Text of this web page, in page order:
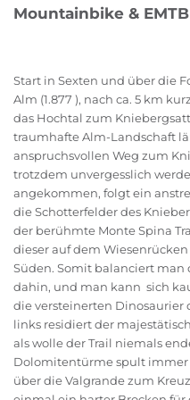
Mountainbike & EMTB
Start in Sexten und über die
Alm (1.877 ), nach ca. 5 km
das Hochtal zum
traumhafte Alm-Landschaft
anspruchsvollen Weg zum
trotzdem unvergesslich
angekommen, folgt ein
die Schotterfelder des
der berühmte Monte Spina
dieser auf dem
Süden. Somit balanciert man
dahin, und man kann sich
die versteinerten Dinosaurier
links residiert der
als wolle der Trail niemals
Dolomitentürme spult immer
über die Valgrande zum